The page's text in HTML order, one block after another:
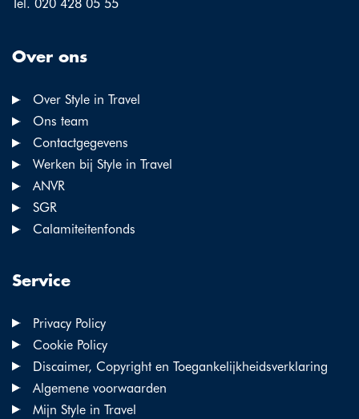
Tel. 020 428 05 55
Over ons
Over Style in Travel
Ons team
Contactgegevens
Werken bij Style in Travel
ANVR
SGR
Calamiteitenfonds
Service
Privacy Policy
Cookie Policy
Discaimer, Copyright en Toegankelijkheidsverklaring
Algemene voorwaarden
Mijn Style in Travel